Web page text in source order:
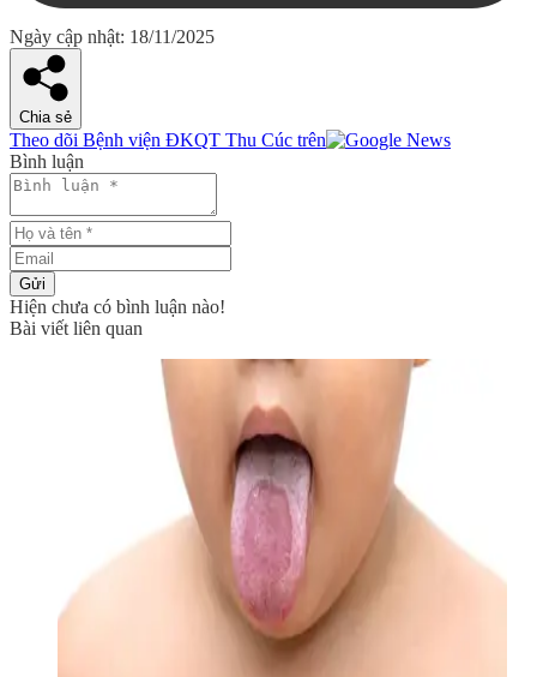
Ngày cập nhật: 18/11/2025
Chia sẻ
Theo dõi Bệnh viện ĐKQT Thu Cúc trên
Bình luận
Gửi
Hiện chưa có bình luận nào!
Bài viết liên quan